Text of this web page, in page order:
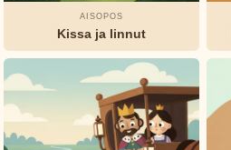
Frank
Baum
Munro
Leaf
AISOPOS
Kissa ja linnut